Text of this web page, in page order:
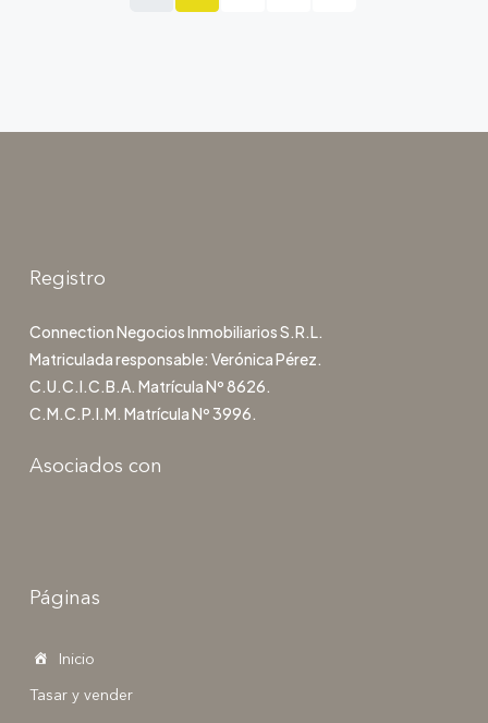
Registro
Connection Negocios Inmobiliarios S.R.L.
Matriculada responsable: Verónica Pérez.
C.U.C.I.C.B.A. Matrícula Nº 8626.
C.M.C.P.I.M. Matrícula Nº 3996.
Asociados con
Páginas
Inicio
Tasar y vender